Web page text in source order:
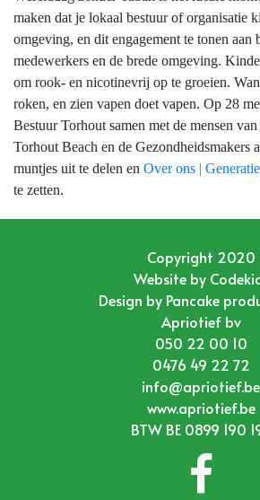
maken dat je lokaal bestuur of organisatie
omgeving, en dit engagement te tonen aan
medewerkers en de brede omgeving.
om rook- en nicotinevrij op te groeien.
roken, en zien vapen doet vapen. Op 28
Bestuur Torhout samen met de mensen
Torhout Beach en de Gezondheidsmakers
muntjes uit te delen en Over ons |
te zetten.
Copyright 2020
Website by
Design by Pancake
Apriotief bv
050 22 00 10
0476 49 22 72
info@apriotief.be
www.apriotief.be
BTW BE 0899 190